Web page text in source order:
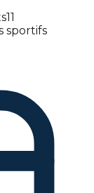
11
sportifs